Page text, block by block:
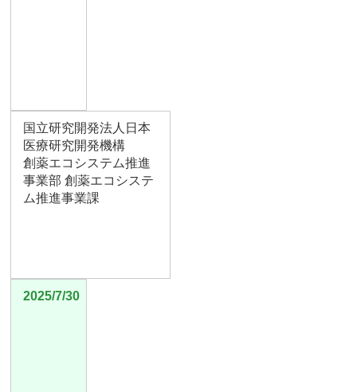
国立研究開発法人日本
医療研究開発機構
創薬エコシステム推進
事業部 創薬エコシステ
ム推進事業課
2025/7/30